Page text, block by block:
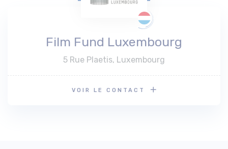
Film Fund Luxembourg
5 Rue Plaetis, Luxembourg
VOIR LE CONTACT